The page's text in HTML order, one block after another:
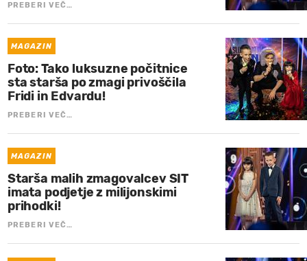
PREBERI VEČ…
MAGAZIN
Foto: Tako luksuzne počitnice
sta starša po zmagi privoščila
Fridi in Edvardu!
PREBERI VEČ…
MAGAZIN
Starša malih zmagovalcev SIT
imata podjetje z milijonskimi
prihodki!
PREBERI VEČ…